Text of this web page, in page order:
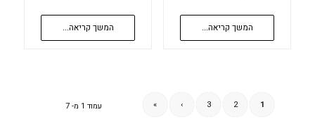
המשך קריאה... המשך קריאה...
עמוד 1 מ- 7 1
2
3
›
»